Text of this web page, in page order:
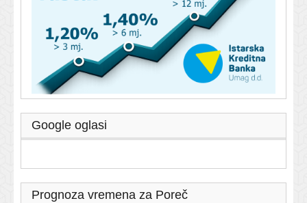
Google oglasi
Prognoza vremena za Poreč